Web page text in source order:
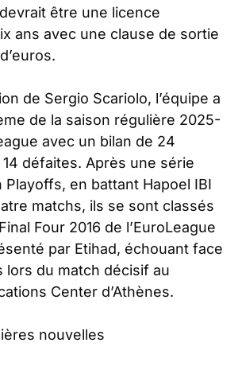
être une licence
ans avec une clause de sortie
de Sergio Scariolo, l’équipe a
de la saison régulière 2025-
avec un bilan de 24
défaites. Après une série
en battant Hapoel IBI
matchs, ils se sont classés
Four 2016 de l’EuroLeague
par Etihad, échouant face
lors du match décisif au
Center d’Athènes.
nouvelles